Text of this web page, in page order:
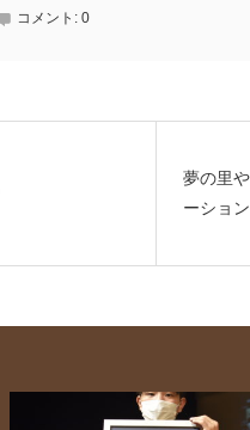
コメント: 0
夢の里
ーション